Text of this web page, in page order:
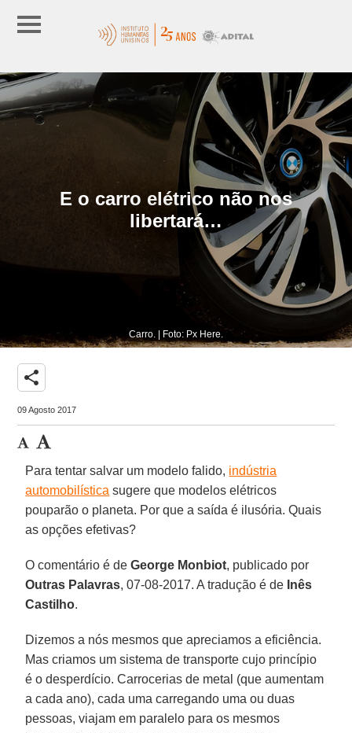
E o carro elétrico não nos
libertará…
Carro. | Foto: Px Here.
share
09 Agosto 2017
Para tentar salvar um modelo falido, indústria
automobilística sugere que modelos elétricos
pouparão o planeta. Por que a saída é ilusória. Quais
as opções efetivas?
O comentário é deGeorge Monbiot, publicado por
Outras Palavras, 07-08-2017. A tradução é de Inês
Castilho.
Dizemos a nós mesmos que apreciamos a eficiência.
Mas criamos um sistema de transporte cujo princípio
é o desperdício. Carrocerias de metal (que aumentam
a cada ano), cada uma carregando uma ou duas
pessoas, viajam em paralelo para os mesmos